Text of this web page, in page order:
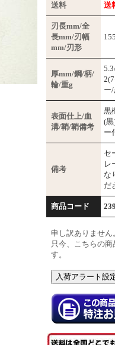
送料 送
刃長mm/全
長mm/刃幅
mm/刃形
厚mm/鋼/柄/
輪/重g
ー
表面仕上/血
溝/鞘/鞘備考
黒
(
ー
備考
セ
レ
な
だ
商品コード
申し訳ありません
只今、こちらの商
す。